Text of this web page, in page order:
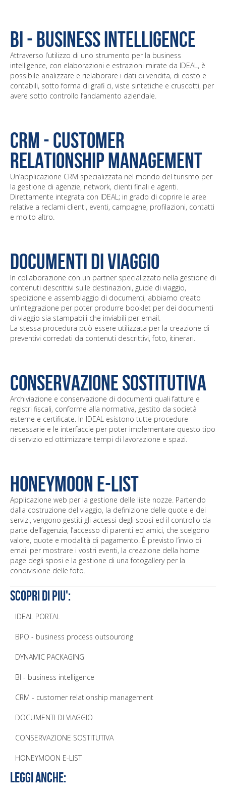
BI - Business Intelligence
Attraverso l’utilizzo di uno strumento per la business
intelligence, con elaborazioni e estrazioni mirate da IDEAL, è
possibile analizzare e rielaborare i dati di vendita, di costo e
contabili, sotto forma di grafi ci, viste sintetiche e cruscotti, per
avere sotto controllo l’andamento aziendale.
CRM - Customer
Relationship Management
Un’applicazione CRM specializzata nel mondo del turismo per
la gestione di agenzie, network, clienti finali e agenti.
Direttamente integrata con IDEAL; in grado di coprire le aree
relative a reclami clienti, eventi, campagne, profilazioni, contatti
e molto altro.
DOCUMENTI DI VIAGGIO
In collaborazione con un partner specializzato nella gestione di
contenuti descrittivi sulle destinazioni, guide di viaggio,
spedizione e assemblaggio di documenti, abbiamo creato
un’integrazione per poter produrre booklet per dei documenti
di viaggio sia stampabili che inviabili per email.
La stessa procedura può essere utilizzata per la creazione di
preventivi corredati da contenuti descrittivi, foto, itinerari.
CONSERVAZIONE SOSTITUTIVA
Archiviazione e conservazione di documenti quali fatture e
registri fiscali, conforme alla normativa, gestito da società
esterne e certificate. In IDEAL esistono tutte procedure
necessarie e le interfaccie per poter implementare questo tipo
di servizio ed ottimizzare tempi di lavorazione e spazi.
HONEYMOON E-LIST
Applicazione web per la gestione delle liste nozze. Partendo
dalla costruzione del viaggio, la definizione delle quote e dei
servizi, vengono gestiti gli accessi degli sposi ed il controllo da
parte dell’agenzia, l’accesso di parenti ed amici, che scelgono
valore, quote e modalità di pagamento. È previsto l’invio di
email per mostrare i vostri eventi, la creazione della home
page degli sposi e la gestione di una fotogallery per la
condivisione delle foto.
Scopri di piU':
IDEAL PORTAL
BPO - business process outsourcing
DYNAMIC PACKAGING
BI - business intelligence
CRM - customer relationship management
DOCUMENTI DI VIAGGIO
CONSERVAZIONE SOSTITUTIVA
HONEYMOON E-LIST
Leggi anche: